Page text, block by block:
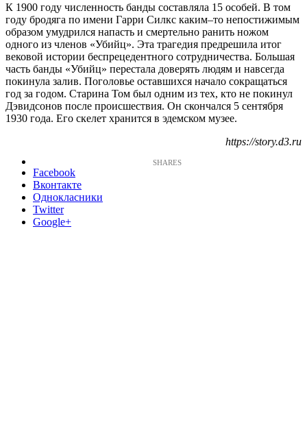
К 1900 году численность банды составляла 15 особей. В том
году бродяга по имени Гарри Силкс каким–то непостижимым
образом умудрился напасть и смертельно ранить ножом
одного из членов «Убийц». Эта трагедия предрешила итог
вековой истории беспрецедентного сотрудничества. Большая
часть банды «Убийц» перестала доверять людям и навсегда
покинула залив. Поголовье оставшихся начало сокращаться
год за годом. Старина Том был одним из тех, кто не покинул
Дэвидсонов после происшествия. Он скончался 5 сентября
1930 года. Его скелет хранится в эдемском музее.
https://story.d3.ru
Facebook
Вконтакте
Однокласники
Twitter
Google+